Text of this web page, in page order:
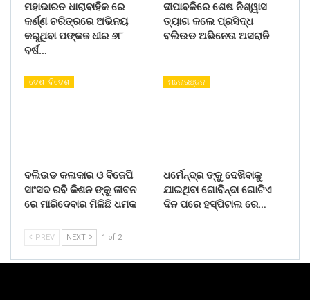
ମହାଭାରତ ଧାରାବାହିକ ରେ
କର୍ଣ୍ଣ ଚରିତ୍ରରେ ଅଭିନୟ
କରୁଥିବା ପଙ୍କଜ ଧୀର ୬୮
ବର୍ଷ…
ଦୀପାବଳିରେ ଶେଷ ନିଶ୍ୱାସ
ତ୍ୟାଗ କଲେ ପ୍ରସିଦ୍ଧ
ବଲିଉଡ ଅଭିନେତା ଅସରାନି
ଦେଶ- ବିଦେଶ
ବଲିଉଡ କଳାକାର ଓ ବିଜେପି
ସାଂସଦ ରବି କିଶନ ଙ୍କୁ ଜୀବନ
ରେ ମାରିଦେବାର ମିଳିଛି ଧମକ
ମନୋରଞ୍ଜନ
ଧର୍ମେନ୍ଦ୍ର ଙ୍କୁ ଦେଖିବାକୁ
ଯାଇଥିବା ଗୋବିନ୍ଦା ଗୋଟିଏ
ଦିନ ପରେ ହସ୍ପିଟାଲ ରେ…
PREV NEXT 1 of 2